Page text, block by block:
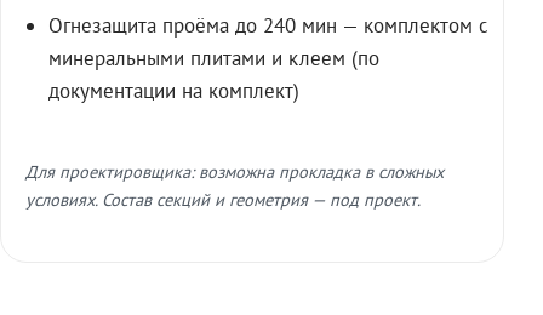
Огнезащита проёма до 240 мин — комплектом с
минеральными плитами и клеем (по
документации на комплект)
Для проектировщика: возможна прокладка в сложных
условиях. Состав секций и геометрия — под проект.